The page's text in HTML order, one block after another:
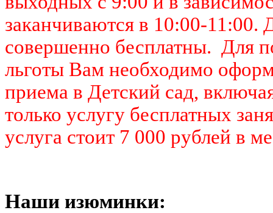
заканчиваются в 10:00-11:00.
совершенно бесплатны. Для
льготы Вам необходимо
приема в Детский сад,
только услугу бесплатных
услуга стоит 7 000 рублей в
Наши изюминки: